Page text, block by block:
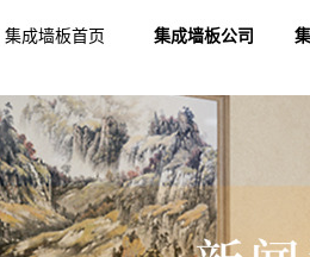
集成墙板首页 集成墙板公司